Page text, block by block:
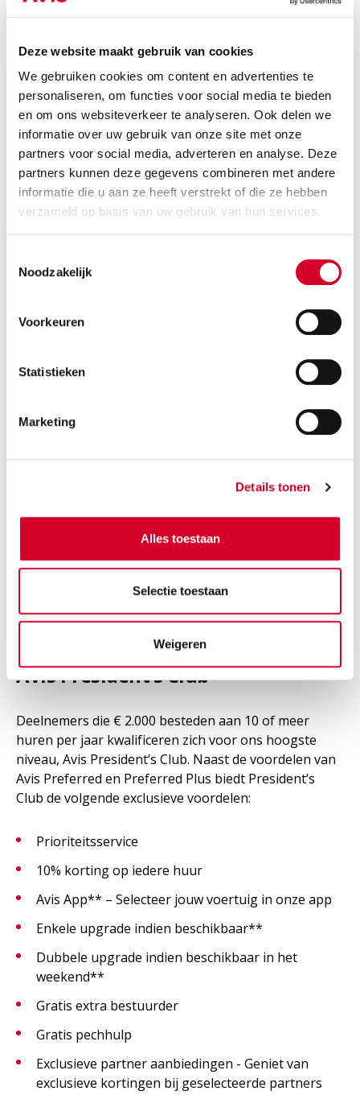
Deze website maakt gebruik van cookies
We gebruiken cookies om content en advertenties te
personaliseren, om functies voor social media te bieden
en om ons websiteverkeer te analyseren. Ook delen we
informatie over uw gebruik van onze site met onze
partners voor social media, adverteren en analyse. Deze
partners kunnen deze gegevens combineren met andere
informatie die u aan ze heeft verstrekt of die ze hebben
verzameld op basis van uw gebruik van hun services.
Noodzakelijk
Voorkeuren
Statistieken
Marketing
Details tonen
Alles toestaan
Selectie toestaan
Weigeren
Avis Preferred Plus
Deelnemers die € 1.000 besteden bij 5 of meer huren
per jaar kwalificeren zich automatisch voor Avis
Preferred Plus, waardoor zij aanvullende voordelen
ontvangen:
Prioriteitsservice
Avis App** – Selecteer jouw voertuig in onze app
Gratis extra bestuurder
Exclusieve partner aanbiedingen - Geniet van
exclusieve kortingen bij geselecteerde partners
Avis President’s Club
Deelnemers die € 2.000 besteden aan 10 of meer
huren per jaar kwalificeren zich voor ons hoogste
niveau, Avis President’s Club. Naast de voordelen van
Avis Preferred en Preferred Plus biedt President’s
Club de volgende exclusieve voordelen:
Prioriteitsservice
10% korting op iedere huur
Avis App** – Selecteer jouw voertuig in onze app
Enkele upgrade indien beschikbaar**
Dubbele upgrade indien beschikbaar in het
weekend**
Gratis extra bestuurder
Gratis pechhulp
Exclusieve partner aanbiedingen - Geniet van
exclusieve kortingen bij geselecteerde partners